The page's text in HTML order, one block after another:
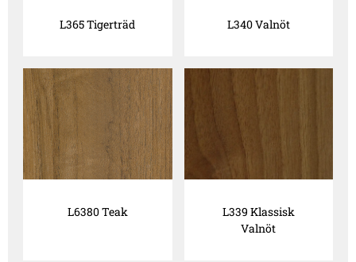
L365 Tigerträd L340 Valnöt
L6380 Teak
L339 Klassisk
Valnöt